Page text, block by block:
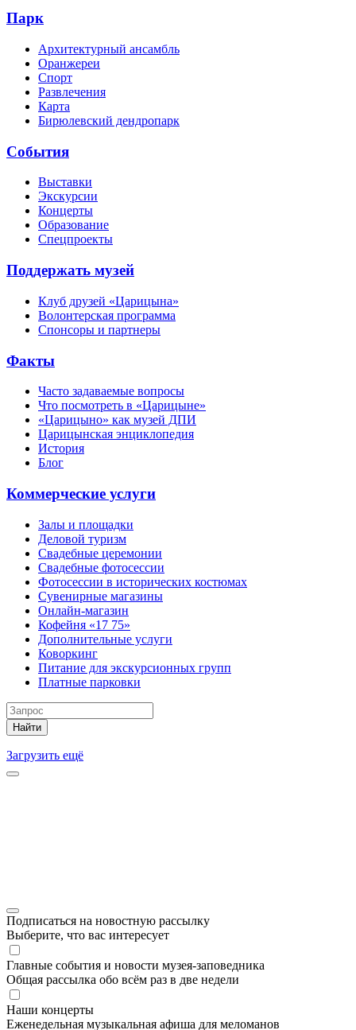
Парк
Архитектурный ансамбль
Оранжереи
Спорт
Развлечения
Карта
Бирюлевский дендропарк
События
Выставки
Экскурсии
Концерты
Образование
Спецпроекты
Поддержать музей
Клуб друзей «Царицына»
Волонтерская программа
Спонсоры и партнеры
Факты
Часто задаваемые вопросы
Что посмотреть в «Царицыне»
«Царицыно» как музей ДПИ
Царицынская энциклопедия
История
Блог
Коммерческие услуги
Залы и площадки
Деловой туризм
Свадебные церемонии
Свадебные фотосессии
Фотосессии в исторических костюмах
Сувенирные магазины
Онлайн-магазин
Кофейня «17 75»
Дополнительные услуги
Коворкинг
Питание для экскурсионных групп
Платные парковки
Найти
Загрузить ещё
Подписаться на новостную рассылку
Выберите, что вас интересует
Главные события и новости музея-заповедника
Общая рассылка обо всём раз в две недели
Наши концерты
Еженедельная музыкальная афиша для меломанов